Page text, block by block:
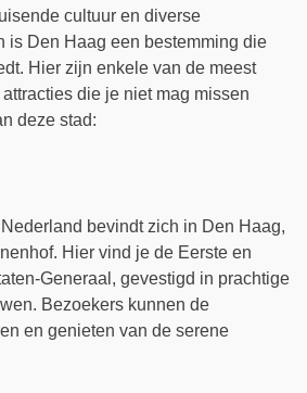
cultuur en diverse
is Den Haag een bestemming die
Hier zijn enkele van de meest
die je niet mag missen
deze stad:
bevindt zich in Den Haag,
Hier vind je de Eerste en
Generaal, gevestigd in prachtige
Bezoekers kunnen de
en genieten van de serene